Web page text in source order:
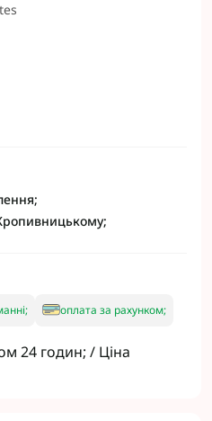
оплата за рахунком;
24 годин; / Ціна